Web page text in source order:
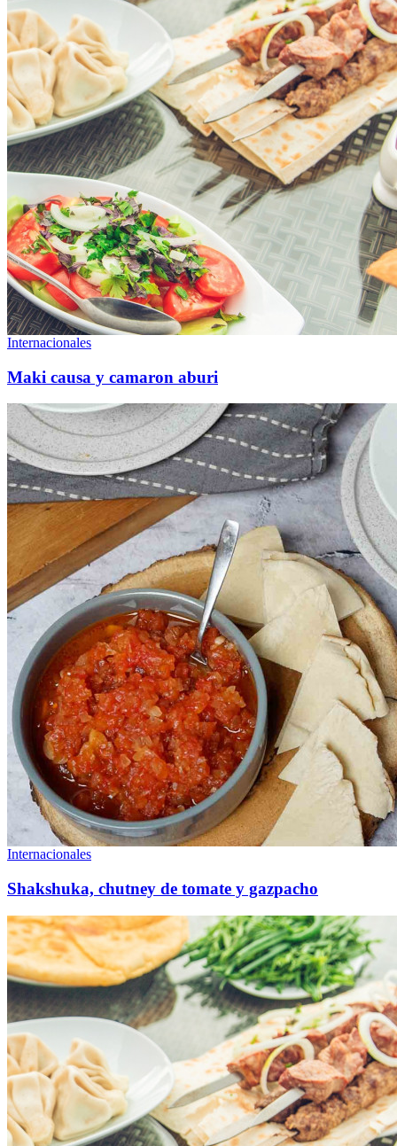
Internacionales
Maki causa y camaron aburi
Internacionales
Shakshuka, chutney de tomate y gazpacho